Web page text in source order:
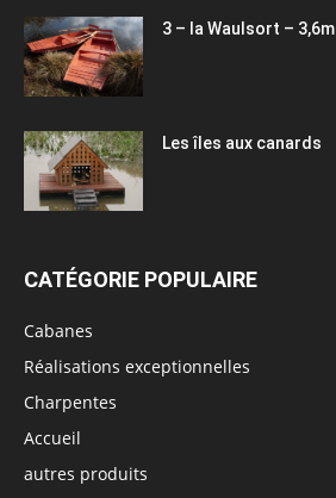
3 – la Waulsort – 3,6m
Les îles aux canards
CATÉGORIE POPULAIRE
Cabanes
Réalisations exceptionnelles
Charpentes
Accueil
autres produits